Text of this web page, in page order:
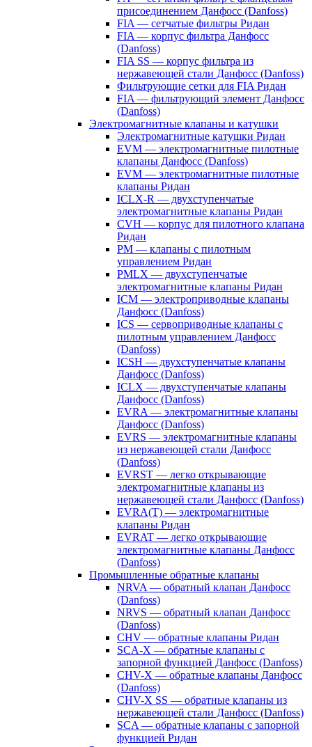
присоединением Данфосс (Danfoss)
FIA — сетчатые фильтры Ридан
FIA — корпус фильтра Данфосс
(Danfoss)
FIA SS — корпус фильтра из
нержавеющей стали Данфосс (Danfoss)
Фильтрующие сетки для FIA Ридан
FIA — фильтрующий элемент Данфосс
(Danfoss)
Электромагнитные клапаны и катушки
Электромагнитные катушки Ридан
EVM — электромагнитные пилотные
клапаны Данфосс (Danfoss)
EVM — электромагнитные пилотные
клапаны Ридан
ICLX-R — двухступенчатые
электромагнитные клапаны Ридан
CVH — корпус для пилотного клапана
Ридан
PM — клапаны с пилотным
управлением Ридан
PMLX — двухступенчатые
электромагнитные клапаны Ридан
ICM — электроприводные клапаны
Данфосс (Danfoss)
ICS — сервоприводные клапаны с
пилотным управлением Данфосс
(Danfoss)
ICSH — двухступенчатые клапаны
Данфосс (Danfoss)
ICLX — двухступенчатые клапаны
Данфосс (Danfoss)
EVRA — электромагнитные клапаны
Данфосс (Danfoss)
EVRS — электромагнитные клапаны
из нержавеющей стали Данфосс
(Danfoss)
EVRST — легко открывающие
электромагнитные клапаны из
нержавеющей стали Данфосс (Danfoss)
EVRA(T) — электромагнитные
клапаны Ридан
EVRAT — легко открывающие
электромагнитные клапаны Данфосс
(Danfoss)
Промышленные обратные клапаны
NRVA — обратный клапан Данфосс
(Danfoss)
NRVS — обратный клапан Данфосс
(Danfoss)
CHV — обратные клапаны Ридан
SCA-X — обратные клапаны с
запорной функцией Данфосс (Danfoss)
CHV-X — обратные клапаны Данфосс
(Danfoss)
CHV-X SS — обратные клапаны из
нержавеющей стали Данфосс (Danfoss)
SCA — обратные клапаны с запорной
функцией Ридан